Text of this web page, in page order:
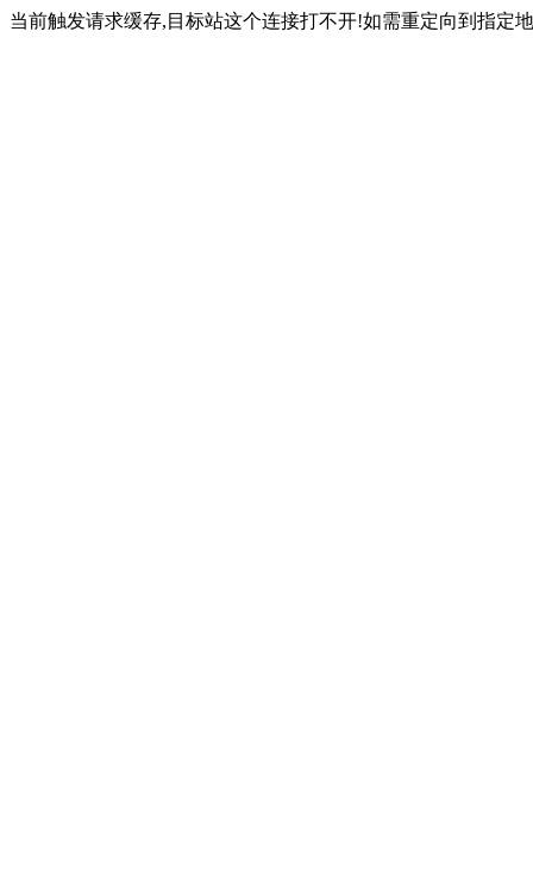
当前触发请求缓存,目标站这个连接打不开!如需重定向到指定